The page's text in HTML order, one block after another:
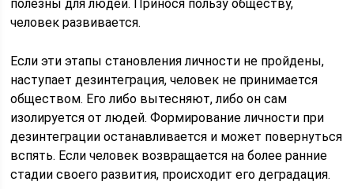
полезны для людей. Принося пользу обществу,
человек развивается.
Если эти этапы становления личности не пройдены,
наступает дезинтеграция, человек не принимается
обществом. Его либо вытесняют, либо он сам
изолируется от людей. Формирование личности при
дезинтеграции останавливается и может повернуться
вспять. Если человек возвращается на более ранние
стадии своего развития, происходит его деградация.